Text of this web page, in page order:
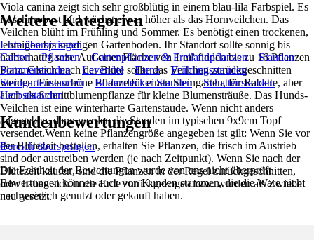
Viola canina zeigt sich sehr großblütig in einem blau-lila Farbspiel. Es
ist sehr robust und wächst etwas höher als das Hornveilchen. Das
Veilchen blüht im Frühling und Sommer. Es benötigt einen trockenen,
lehmigen bis sandigen Gartenboden. Ihr Standort sollte sonnig bis
halbschattig sein. Auf einer Fläche von 1 m² finden bis zu 16 Pflanzen
Platz. Gleich nach der Blüte sollte das Veilchen zurückgeschnitten
werden. Eine schöne Pflanze für einen Steingarten, für Rabatte, aber
auch als Schnittblumenpflanze für kleine Blumensträuße. Das Hunds-
Veilchen ist eine winterharte Gartenstaude. Wenn nicht anders
angegeben, dann werden die Stauden im typischen 9x9cm Topf
versendet.Wenn keine Pflanzengröße angegeben ist gilt: Wenn Sie vor
der Blütezeit bestellen, erhalten Sie Pflanzen, die frisch im Austrieb
sind oder austreiben werden (je nach Zeitpunkt). Wenn Sie nach der
Blütezeit kaufen, sind die Pflanzen in der Regel zurückgeschnitten,
oder haben sich in die Erde zurückgezogen bzw. wurden als Zwiebel
neu gesetzt.
Weitere Kategorien
Liste überspringen
Garten
Pflanzen Gartenpflanzen & Freilandpflanzen
Stauden
Sommerstauden
Lavendel Farne
Frühlingsstauden
Steingartenstauden
Bodendecker Stauden
Schattenstauden
Herbststauden
Kundenbewertungen
Bereich überspringen
Die Echtheit der Bewertungen wurde von uns nicht überprüft.
Bewertungen können auch von Kunden stammen, die die Ware nicht
nachweislich genutzt oder gekauft haben.